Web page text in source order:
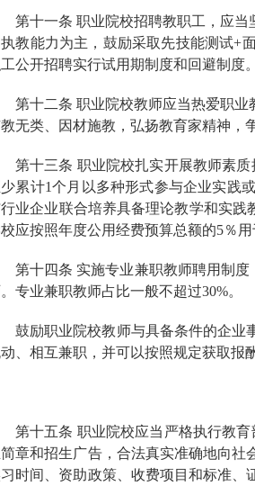
第十一条 职业院校招聘教职工，应
教能力为主，鼓励采取先技能测试+
公开招聘实行试用期制度和回避制度。
第十二条 职业院校教师应当热爱职
无类、因材施教，弘扬教育家精神，
第十三条 职业院校扎实开展教师素
累计1个月以多种形式参与企业实践
业企业联合培养具备理论教学和实践
应按照年度公用经费预算总额的5％
第十四条 实施专业兼职教师聘用制
专业兼职教师占比一般不超过30%。
鼓励职业院校教师与具备条件的企业
、相互兼职，并可以按照规定获取报酬
第十五条 职业院校应当严格执行教育
章和招生广告，合法真实准确地向社
时间、资助政策、收费项目和标准